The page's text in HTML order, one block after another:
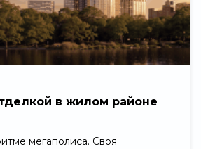
в жилом районе
мегаполиса. Своя